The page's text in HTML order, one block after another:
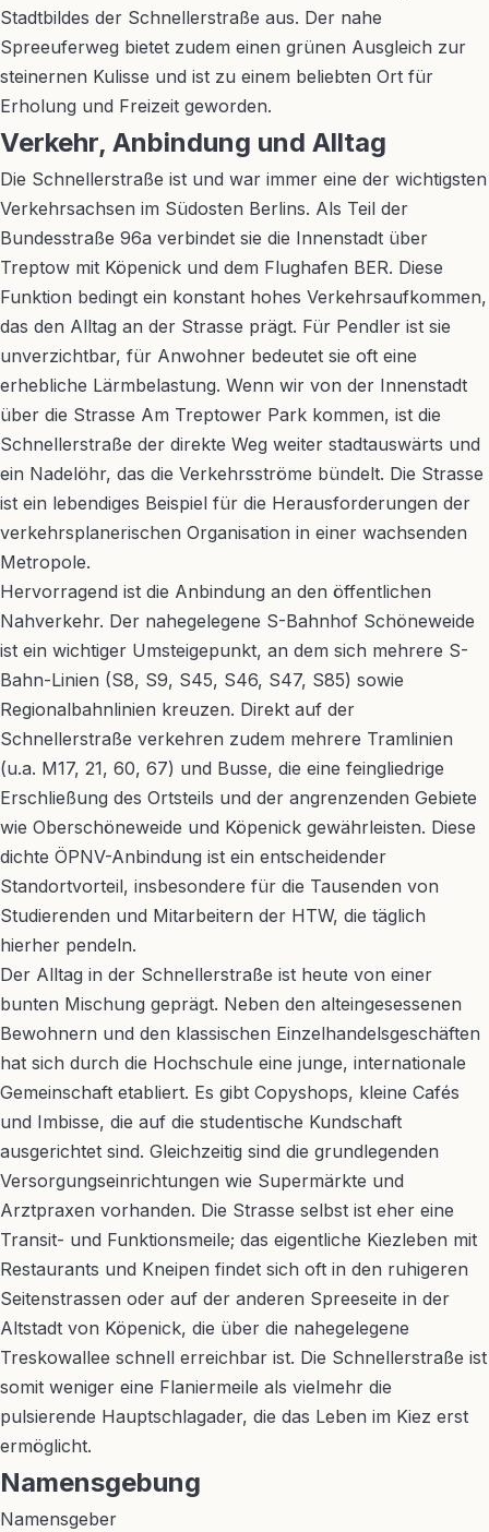
Stadtbildes der Schnellerstraße aus. Der nahe
Spreeuferweg bietet zudem einen grünen Ausgleich zur
steinernen Kulisse und ist zu einem beliebten Ort für
Erholung und Freizeit geworden.
Verkehr, Anbindung und Alltag
Die Schnellerstraße ist und war immer eine der wichtigsten
Verkehrsachsen im Südosten Berlins. Als Teil der
Bundesstraße 96a verbindet sie die Innenstadt über
Treptow mit Köpenick und dem Flughafen BER. Diese
Funktion bedingt ein konstant hohes Verkehrsaufkommen,
das den Alltag an der Strasse prägt. Für Pendler ist sie
unverzichtbar, für Anwohner bedeutet sie oft eine
erhebliche Lärmbelastung. Wenn wir von der Innenstadt
über die Strasse Am Treptower Park kommen, ist die
Schnellerstraße der direkte Weg weiter stadtauswärts und
ein Nadelöhr, das die Verkehrsströme bündelt. Die Strasse
ist ein lebendiges Beispiel für die Herausforderungen der
verkehrsplanerischen Organisation in einer wachsenden
Metropole.
Hervorragend ist die Anbindung an den öffentlichen
Nahverkehr. Der nahegelegene S-Bahnhof Schöneweide
ist ein wichtiger Umsteigepunkt, an dem sich mehrere S-
Bahn-Linien (S8, S9, S45, S46, S47, S85) sowie
Regionalbahnlinien kreuzen. Direkt auf der
Schnellerstraße verkehren zudem mehrere Tramlinien
(u.a. M17, 21, 60, 67) und Busse, die eine feingliedrige
Erschließung des Ortsteils und der angrenzenden Gebiete
wie Oberschöneweide und Köpenick gewährleisten. Diese
dichte ÖPNV-Anbindung ist ein entscheidender
Standortvorteil, insbesondere für die Tausenden von
Studierenden und Mitarbeitern der HTW, die täglich
hierher pendeln.
Der Alltag in der Schnellerstraße ist heute von einer
bunten Mischung geprägt. Neben den alteingesessenen
Bewohnern und den klassischen Einzelhandelsgeschäften
hat sich durch die Hochschule eine junge, internationale
Gemeinschaft etabliert. Es gibt Copyshops, kleine Cafés
und Imbisse, die auf die studentische Kundschaft
ausgerichtet sind. Gleichzeitig sind die grundlegenden
Versorgungseinrichtungen wie Supermärkte und
Arztpraxen vorhanden. Die Strasse selbst ist eher eine
Transit- und Funktionsmeile; das eigentliche Kiezleben mit
Restaurants und Kneipen findet sich oft in den ruhigeren
Seitenstrassen oder auf der anderen Spreeseite in der
Altstadt von Köpenick, die über die nahegelegene
Treskowallee schnell erreichbar ist. Die Schnellerstraße ist
somit weniger eine Flaniermeile als vielmehr die
pulsierende Hauptschlagader, die das Leben im Kiez erst
ermöglicht.
Namensgebung
Namensgeber